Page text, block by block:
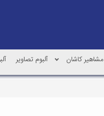
مشاهیر کاشان آلبوم تصاویر